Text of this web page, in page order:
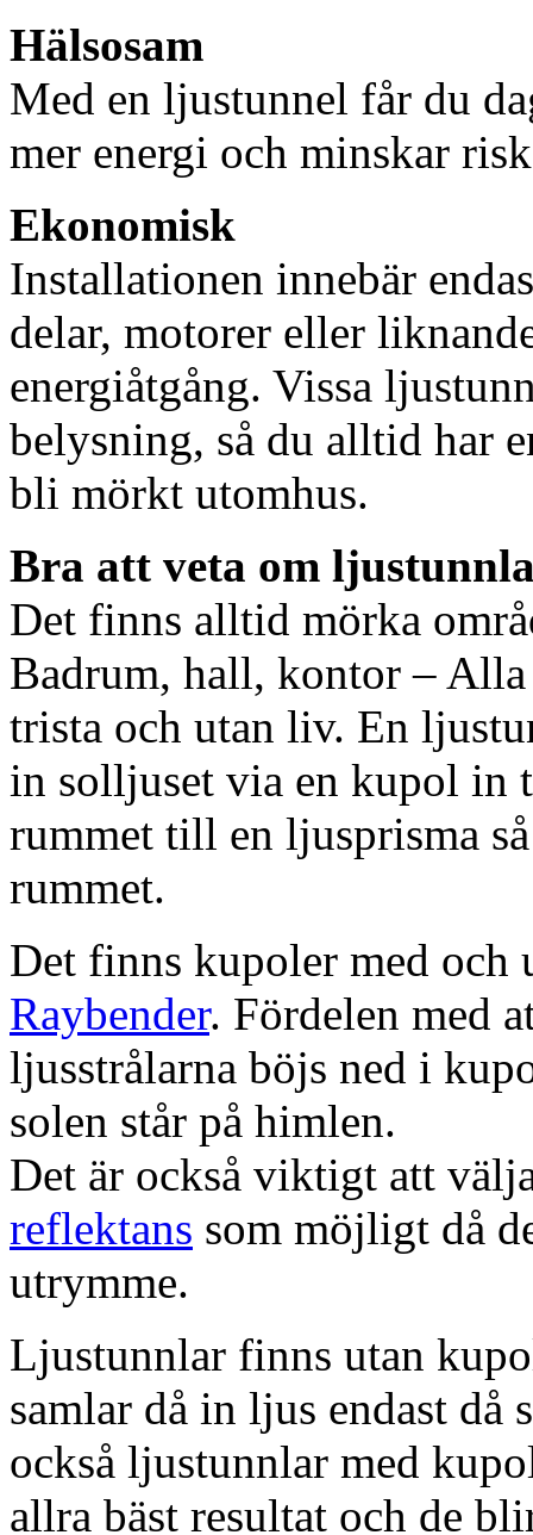
Hälsosam
Med en ljustunnel får du
mer energi och minskar
Ekonomisk
Installationen innebär
delar, motorer eller
energiåtgång. Vissa
belysning, så du alltid har
bli mörkt utomhus.
Bra att veta om
Det finns alltid mörka
Badrum, hall, kontor – Alla
trista och utan liv. En
in solljuset via en kupol in
rummet till en ljusprisma
rummet.
Det finns kupoler med och
Raybender. Fördelen med
ljusstrålarna böjs ned i
solen står på himlen.
Det är också viktigt att
reflektans som möjligt då
utrymme.
Ljustunnlar finns utan
samlar då in ljus endast då
också ljustunnlar med
allra bäst resultat och de